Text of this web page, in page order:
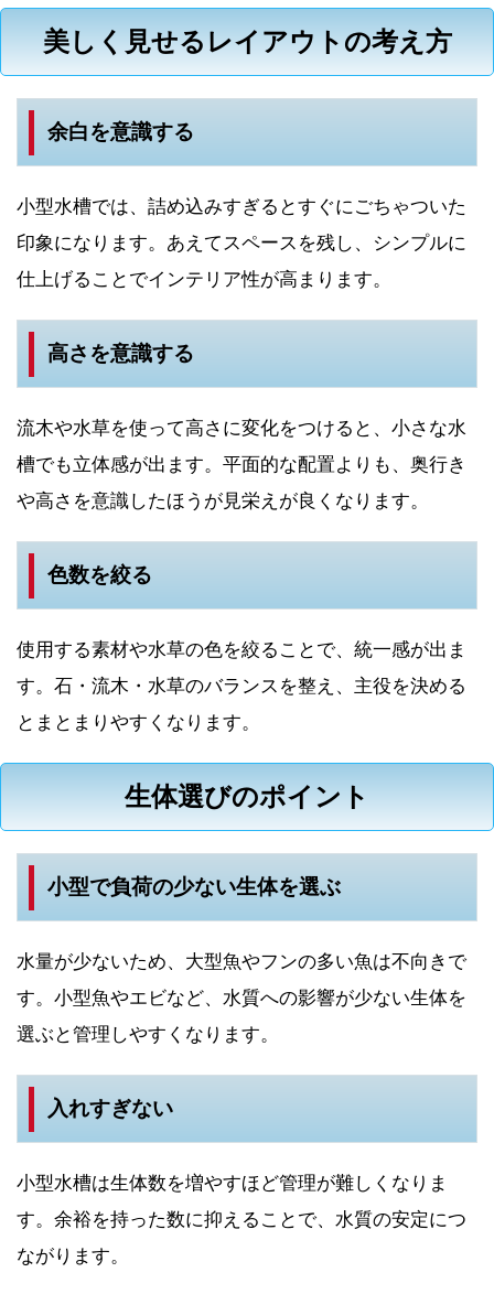
美しく見せるレイアウトの考え方
余白を意識する
小型水槽では、詰め込みすぎるとすぐにごちゃついた
印象になります。あえてスペースを残し、シンプルに
仕上げることでインテリア性が高まります。
高さを意識する
流木や水草を使って高さに変化をつけると、小さな水
槽でも立体感が出ます。平面的な配置よりも、奥行き
や高さを意識したほうが見栄えが良くなります。
色数を絞る
使用する素材や水草の色を絞ることで、統一感が出ま
す。石・流木・水草のバランスを整え、主役を決める
とまとまりやすくなります。
生体選びのポイント
小型で負荷の少ない生体を選ぶ
水量が少ないため、大型魚やフンの多い魚は不向きで
す。小型魚やエビなど、水質への影響が少ない生体を
選ぶと管理しやすくなります。
入れすぎない
小型水槽は生体数を増やすほど管理が難しくなりま
す。余裕を持った数に抑えることで、水質の安定につ
ながります。